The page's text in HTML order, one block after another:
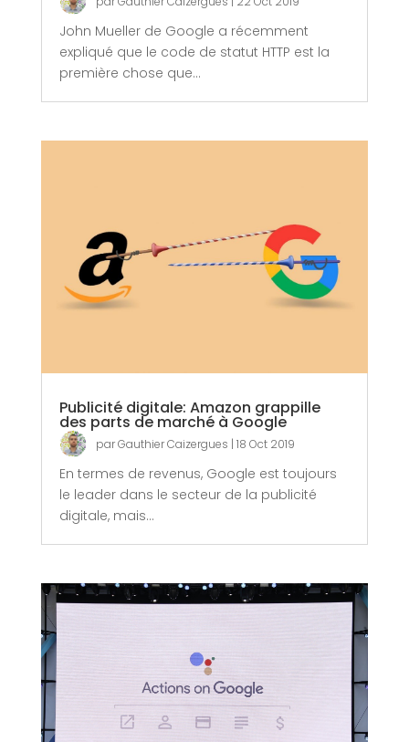
John Mueller de Google a récemment
expliqué que le code de statut HTTP est la
première chose que...
Publicité digitale: Amazon grappille
des parts de marché à Google
parGauthier Caizergues | 18 Oct 2019
En termes de revenus, Google est toujours
le leader dans le secteur de la publicité
digitale, mais...